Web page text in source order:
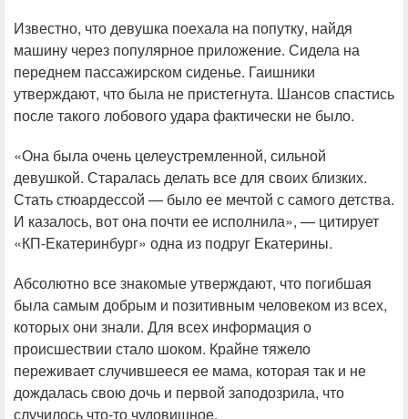
Известно, что девушка поехала на попутку, найдя
машину через популярное приложение. Сидела на
переднем пассажирском сиденье. Гаишники
утверждают, что была не пристегнута. Шансов спастись
после такого лобового удара фактически не было.
«Она была очень целеустремленной, сильной
девушкой. Старалась делать все для своих близких.
Стать стюардессой — было ее мечтой с самого детства.
И казалось, вот она почти ее исполнила», — цитирует
«КП-Екатеринбург» одна из подруг Екатерины.
Абсолютно все знакомые утверждают, что погибшая
была самым добрым и позитивным человеком из всех,
которых они знали. Для всех информация о
происшествии стало шоком. Крайне тяжело
переживает случившееся ее мама, которая так и не
дождалась свою дочь и первой заподозрила, что
случилось что-то чудовищное.